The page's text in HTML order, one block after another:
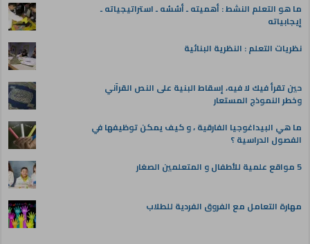
ما هو التعلم النشط : أهميته ـ أسُسُه ـ استراتيجياته ـ
إيجابياته
نظريات التعلم : النظرية البنائية
حين تقرأ فيك لا فيه، إسقاط البنية على النص القرآني
وخطر النموذج المستعار
ما هي البيداغوجيا الفارقية ، و كيف يمكن توظيفها في
الفصول الدراسية ؟
5 مواقع علمية للأطفال و المتعلمين الصغار
مهارة التعامل مع الفروق الفردية للطلاب